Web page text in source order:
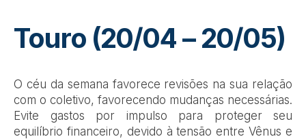
Touro (20/04 – 20/05)
O céu da semana favorece revisões na sua relação
com o coletivo, favorecendo mudanças necessárias.
Evite gastos por impulso para proteger seu
equilíbrio financeiro, devido à tensão entre Vênus e